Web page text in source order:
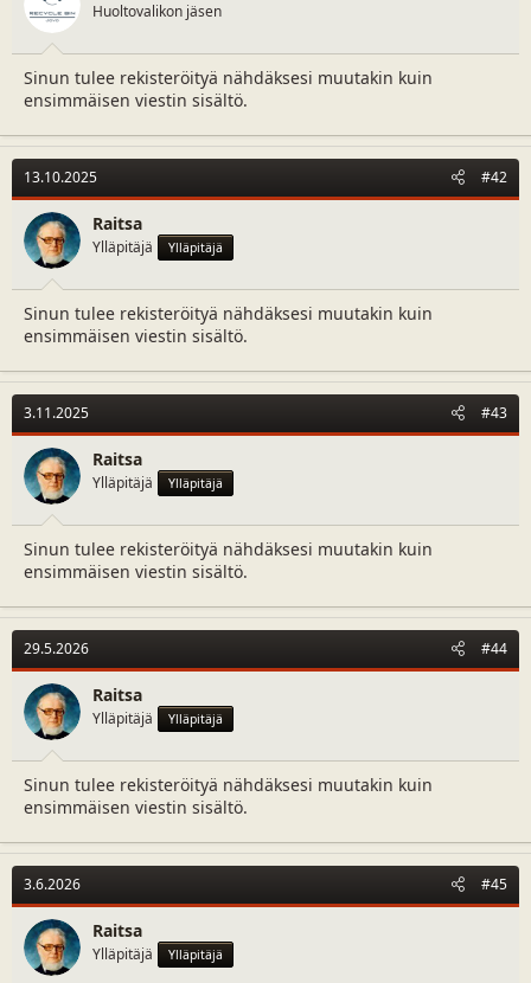
Huoltovalikon jäsen
Sinun tulee rekisteröityä nähdäksesi muutakin kuin
ensimmäisen viestin sisältö.
13.10.2025 #42
Raitsa
Ylläpitäjä Ylläpitäjä
Sinun tulee rekisteröityä nähdäksesi muutakin kuin
ensimmäisen viestin sisältö.
3.11.2025 #43
Raitsa
Ylläpitäjä Ylläpitäjä
Sinun tulee rekisteröityä nähdäksesi muutakin kuin
ensimmäisen viestin sisältö.
29.5.2026 #44
Raitsa
Ylläpitäjä Ylläpitäjä
Sinun tulee rekisteröityä nähdäksesi muutakin kuin
ensimmäisen viestin sisältö.
3.6.2026 #45
Raitsa
Ylläpitäjä Ylläpitäjä